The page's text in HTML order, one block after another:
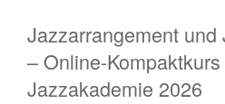
Jazzarrangement
– Online-
Jazzakademie 2026